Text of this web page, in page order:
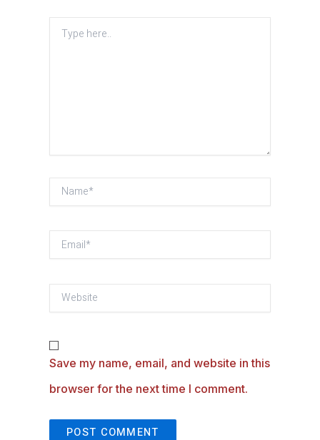
Type
Name*
Email*
Website
Save my name, email, and website in this
browser for the next time I comment.